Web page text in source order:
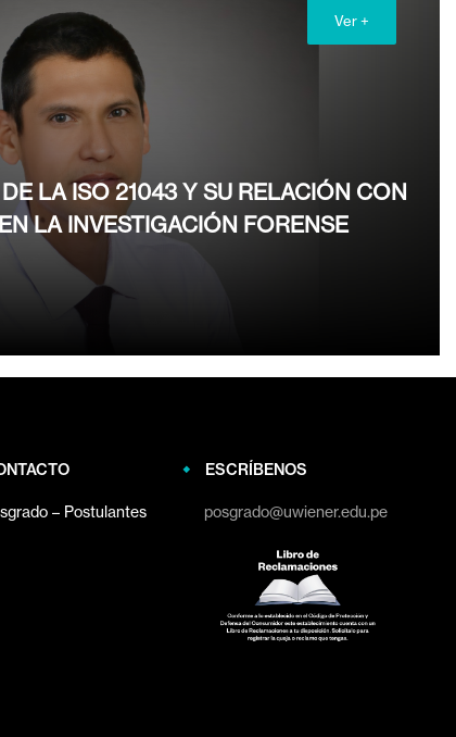
Ver +
LA ISO 21043 Y SU RELACIÓN CON
LA INVESTIGACIÓN FORENSE
– Postulantes
ESCRÍBENOS
posgrado@uwiener.edu.pe